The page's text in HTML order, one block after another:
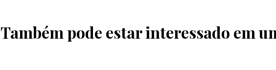
Também pode estar interessado em